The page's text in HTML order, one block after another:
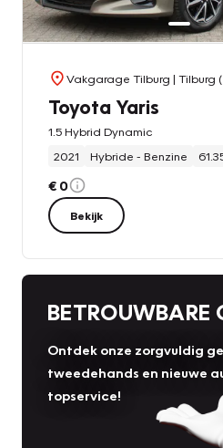
Vakgarage Tilburg | Tilburg
Toyota Yaris
1.5 Hybrid Dynamic
2021
Hybride - Benzine
€ 0
Bekijk
BETROUWBARE
Ontdek onze zorgvuldig
tweedehands en nieuwe
topservice!